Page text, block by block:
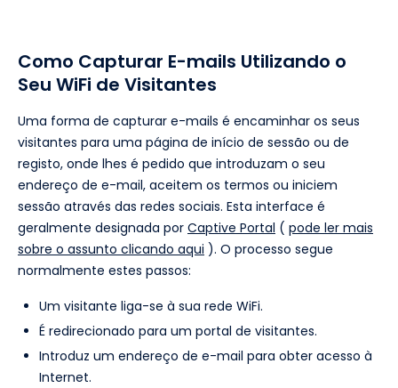
Como Capturar E-mails Utilizando o
Seu WiFi de Visitantes
Uma forma de capturar e-mails é encaminhar os seus
visitantes para uma página de início de sessão ou de
registo, onde lhes é pedido que introduzam o seu
endereço de e-mail, aceitem os termos ou iniciem
sessão através das redes sociais. Esta interface é
geralmente designada por Captive Portal ( pode ler mais
sobre o assunto clicando aqui ). O processo segue
normalmente estes passos:
Um visitante liga-se à sua rede WiFi.
É redirecionado para um portal de visitantes.
Introduz um endereço de e-mail para obter acesso à
Internet.